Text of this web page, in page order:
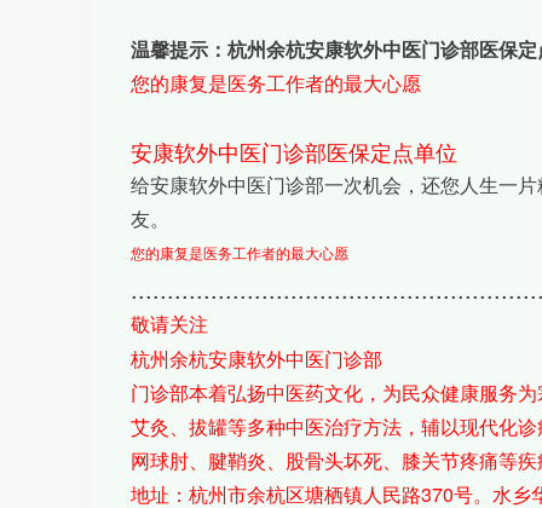
温馨提示：杭州余杭安康软外中医门诊部医保
您的康复是医务工作者的最大心愿
安康软外中医门诊部医保定点单位
给安康软外中医门诊部一次机会，还您人生一
友。
您的康复是医务工作者的最大心愿
敬请关注
杭州余杭安康软外中医门诊部
门诊部本着弘扬中医药文化，为民众健康服务
艾灸、拔罐等多种中医治疗方法，辅以现代化
网球肘、腱鞘炎、股骨头坏死、膝关节疼痛等
地址：杭州市余杭区塘栖镇人民路370号。水乡